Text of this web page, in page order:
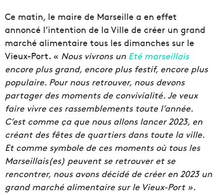
Ce matin, le maire de Marseille a en effet
annoncé l’intention de la Ville de créer un grand
marché alimentaire tous les dimanches sur le
Vieux-Port. « Nous vivrons un Eté marseillais
encore plus grand, encore plus festif, encore plus
populaire. Pour nous retrouver, nous devons
partager des moments de convivialité. Je veux
faire vivre ces rassemblements toute l’année.
C’est comme ça que nous allons lancer 2023, en
créant des fêtes de quartiers dans toute la ville.
Et comme symbole de ces moments où tous les
Marseillais(es) peuvent se retrouver et se
rencontrer, nous avons décidé de créer en 2023 un
grand marché alimentaire sur le Vieux-Port ».